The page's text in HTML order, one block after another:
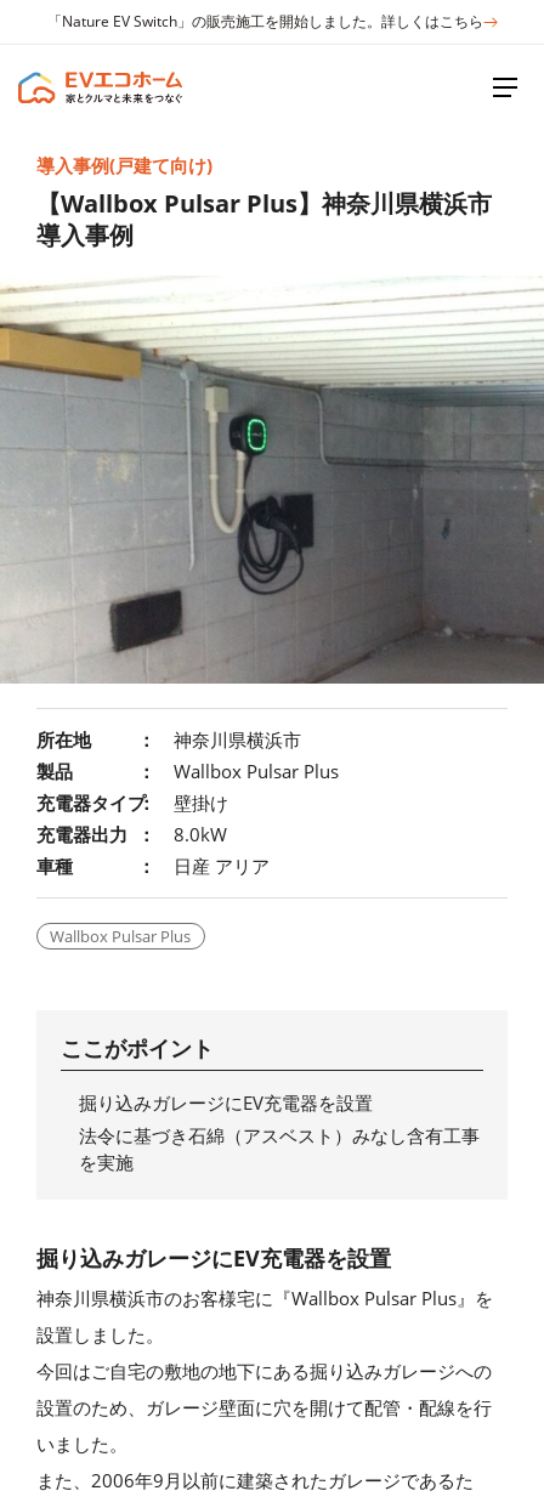
「Nature EV Switch」の販売施工を開始しました。詳しくはこちら
導入事例(戸建て向け)
【Wallbox Pulsar Plus】神奈川県横浜市
導入事例
所在地
神奈川県横浜市
製品
Wallbox Pulsar Plus
充電器タイプ
壁掛け
充電器出力
8.0kW
車種
日産 アリア
Wallbox Pulsar Plus
ここがポイント
掘り込みガレージにEV充電器を設置
法令に基づき石綿（アスベスト）みなし含有工事
を実施
掘り込みガレージにEV充電器を設置
神奈川県横浜市のお客様宅に『Wallbox Pulsar Plus』を
設置しました。
今回はご自宅の敷地の地下にある掘り込みガレージへの
設置のため、ガレージ壁面に穴を開けて配管・配線を行
いました。
また、2006年9月以前に建築されたガレージであるた